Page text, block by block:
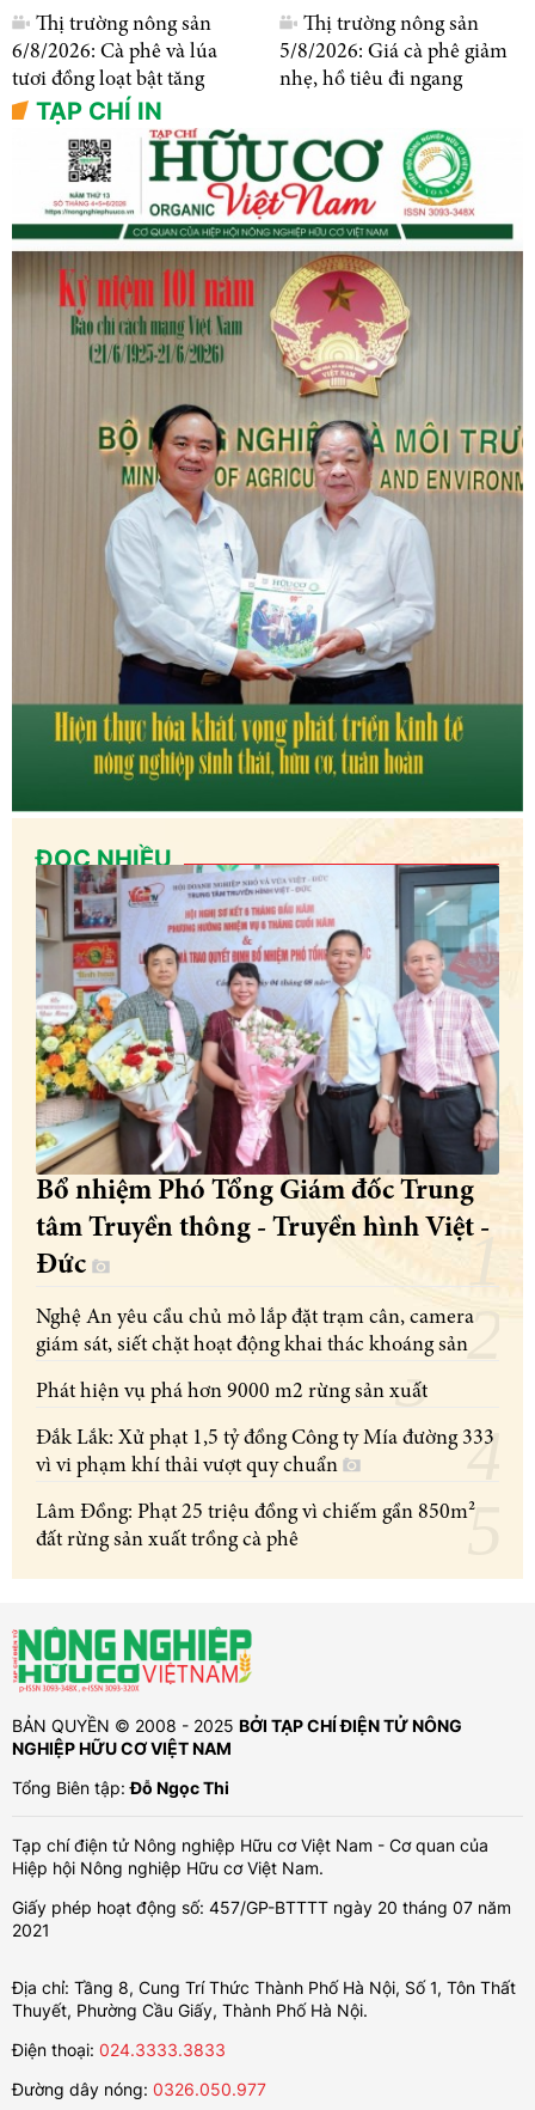
Thị trường nông sản
6/8/2026: Cà phê và lúa
tươi đồng loạt bật tăng
Thị trường nông sản
5/8/2026: Giá cà phê giảm
nhẹ, hồ tiêu đi ngang
TẠP CHÍ IN
ĐỌC NHIỀU
Bổ nhiệm Phó Tổng Giám đốc Trung
tâm Truyền thông - Truyền hình Việt -
Đức
Nghệ An yêu cầu chủ mỏ lắp đặt trạm cân, camera
giám sát, siết chặt hoạt động khai thác khoáng sản
Phát hiện vụ phá hơn 9000 m2 rừng sản xuất
Đắk Lắk: Xử phạt 1,5 tỷ đồng Công ty Mía đường 333
vì vi phạm khí thải vượt quy chuẩn
Lâm Đồng: Phạt 25 triệu đồng vì chiếm gần 850m²
đất rừng sản xuất trồng cà phê
BẢN QUYỀN © 2008 - 2025 BỞI TẠP CHÍ ĐIỆN TỬ NÔNG
NGHIỆP HỮU CƠ VIỆT NAM
Tổng Biên tập:Đỗ Ngọc Thi
Tạp chí điện tử Nông nghiệp Hữu cơ Việt Nam - Cơ quan của
Hiệp hội Nông nghiệp Hữu cơ Việt Nam.
Giấy phép hoạt động số: 457/GP-BTTTT ngày 20 tháng 07 năm
2021
Địa chỉ: Tầng 8, Cung Trí Thức Thành Phố Hà Nội, Số 1, Tôn Thất
Thuyết, Phường Cầu Giấy, Thành Phố Hà Nội.
Điện thoại: 024.3333.3833
Đường dây nóng: 0326.050.977